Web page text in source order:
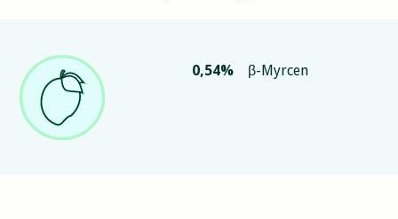
0,54% β-Myrcen